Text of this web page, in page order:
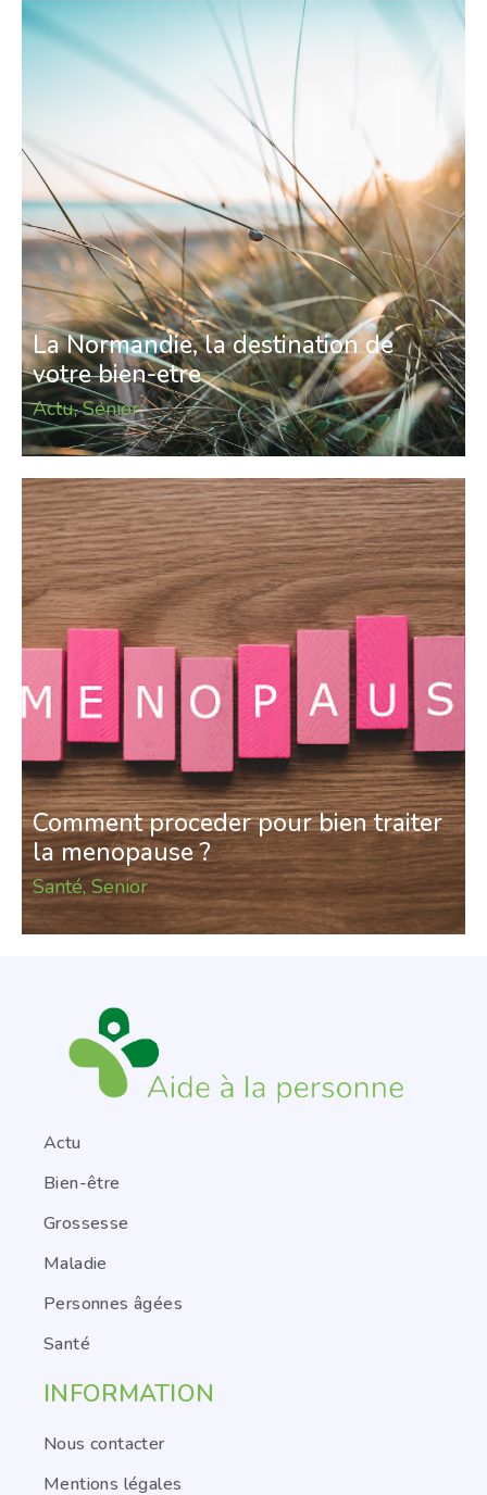
La Normandie, la destination de
votre bien-etre
Actu,Senior
Comment proceder pour bien traiter
la menopause ?
Santé, Senior
Actu
Bien-être
Grossesse
Maladie
Personnes âgées
Santé
INFORMATION
Nous contacter
Mentions légales